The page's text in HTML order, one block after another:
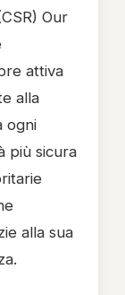
Our
attiva
alla
ogni
più sicura
alla sua